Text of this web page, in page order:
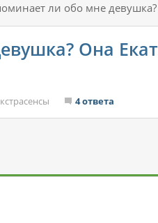
ли обо мне
Она
4 ответа